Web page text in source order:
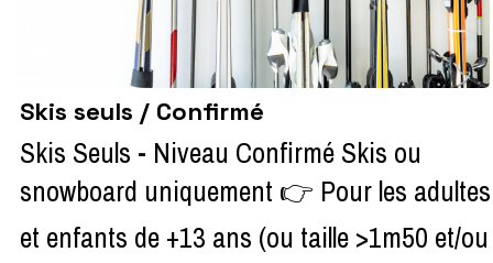
Skis seuls / Confirmé
Skis Seuls - Niveau Confirmé Skis ou
snowboard uniquement 👉 Pour les adultes
et enfants de +13 ans (ou taille >1m50 et/ou